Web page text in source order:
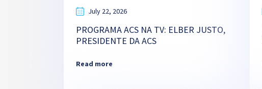
July 22, 2026
PROGRAMA ACS NA TV: ELBER JUSTO,
PRESIDENTE DA ACS
Read more